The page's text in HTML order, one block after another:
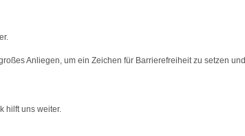
Anliegen, um ein Zeichen für Barrierefreiheit zu setzen und
hilft uns weiter.